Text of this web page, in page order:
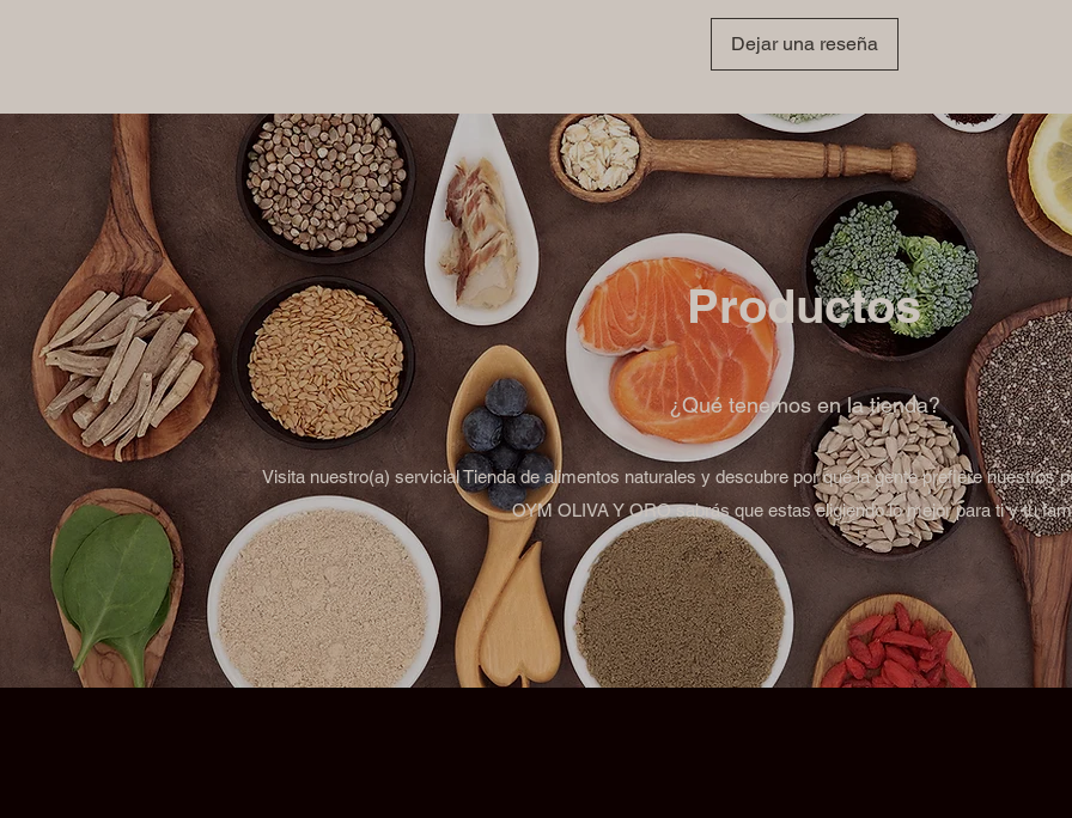
Dejar una reseña
Productos
¿Qué tenemos en la tienda?
Visita nuestro(a) servicial Tienda de alimentos naturales y descubre por qué la gente prefiere nuestros
OYM OLIVA Y ORO sabrás que estas eligiendo lo mejor para ti y tu